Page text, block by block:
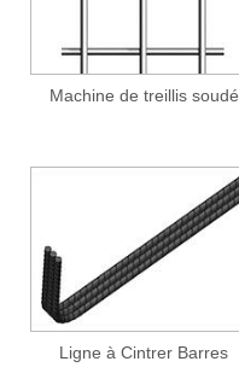
Machine de treillis soudé
Ligne à Cintrer Barres